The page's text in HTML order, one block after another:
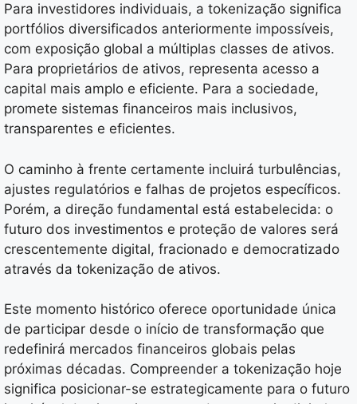
Para investidores individuais, a tokenização significa
portfólios diversificados anteriormente impossíveis,
com exposição global a múltiplas classes de ativos.
Para proprietários de ativos, representa acesso a
capital mais amplo e eficiente. Para a sociedade,
promete sistemas financeiros mais inclusivos,
transparentes e eficientes.
O caminho à frente certamente incluirá turbulências,
ajustes regulatórios e falhas de projetos específicos.
Porém, a direção fundamental está estabelecida: o
futuro dos investimentos e proteção de valores será
crescentemente digital, fracionado e democratizado
através da tokenização de ativos.
Este momento histórico oferece oportunidade única
de participar desde o início de transformação que
redefinirá mercados financeiros globais pelas
próximas décadas. Compreender a tokenização hoje
significa posicionar-se estrategicamente para o futuro